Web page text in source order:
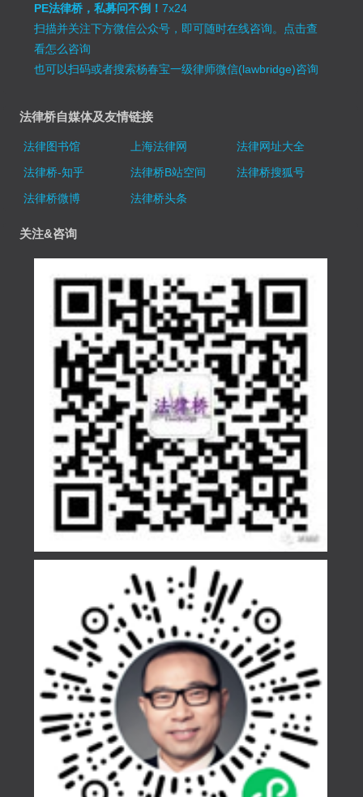
PE法律桥，私募问不倒！7x24
扫描并关注下方微信公众号，即可随时在线咨询。 点击查
看怎么咨询
也可以扫码或者搜索杨春宝一级律师微信(lawbridge)咨询
法律桥自媒体及友情链接
法律图书馆 上海法律网
法律网址大全
法律桥-知乎
法律桥B站空间
法律桥搜狐号
法律桥微博
法律桥头条
关注&咨询